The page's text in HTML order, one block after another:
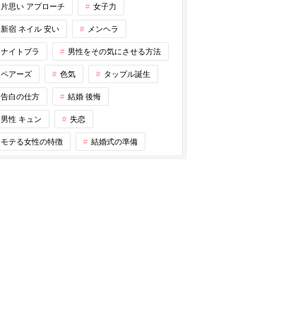
片思い アプローチ 女子力
新宿 ネイル 安い メンヘラ
ナイトブラ 男性をその気にさせる方法
ペアーズ 色気 タップル誕生
告白の仕方 結婚 後悔
男性 キュン 失恋
モテる女性の特徴 結婚式の準備